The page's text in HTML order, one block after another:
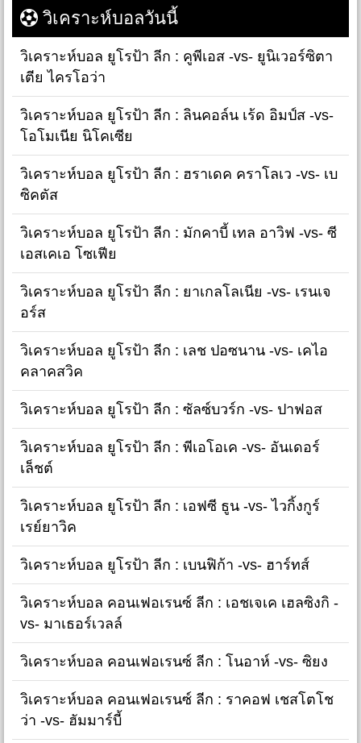
วิเคราะห์บอลวันนี้
วิเคราะห์บอล ยูโรป้า ลีก : คูพีเอส -vs- ยูนิเวอร์ซิตา
เตีย ไครโอว่า
วิเคราะห์บอล ยูโรป้า ลีก : ลินคอล์น เร้ด อิมป์ส -vs-
โอโมเนีย นิโคเซีย
วิเคราะห์บอล ยูโรป้า ลีก : ฮราเดค คราโลเว -vs- เบ
ซิคตัส
วิเคราะห์บอล ยูโรป้า ลีก : มักคาบี้ เทล อาวิฟ -vs- ซี
เอสเคเอ โซเฟีย
วิเคราะห์บอล ยูโรป้า ลีก : ยาเกลโลเนีย -vs- เรนเจ
อร์ส
วิเคราะห์บอล ยูโรป้า ลีก : เลช ปอซนาน -vs- เคไอ
คลาคสวิค
วิเคราะห์บอล ยูโรป้า ลีก : ซัลซ์บวร์ก -vs- ปาฟอส
วิเคราะห์บอล ยูโรป้า ลีก : พีเอโอเค -vs- อันเดอร์
เล็ชต์
วิเคราะห์บอล ยูโรป้า ลีก : เอฟซี ธูน -vs- ไวกิ้งกูร์
เรย์ยาวิค
วิเคราะห์บอล ยูโรป้า ลีก : เบนฟิก้า -vs- ฮาร์ทส์
วิเคราะห์บอล คอนเฟอเรนซ์ ลีก : เอชเจเค เฮลซิงกิ -
vs- มาเธอร์เวลล์
วิเคราะห์บอล คอนเฟอเรนซ์ ลีก : โนอาห์ -vs- ซิยง
วิเคราะห์บอล คอนเฟอเรนซ์ ลีก : ราคอฟ เชสโตโช
ว่า -vs- ฮัมมาร์บี้